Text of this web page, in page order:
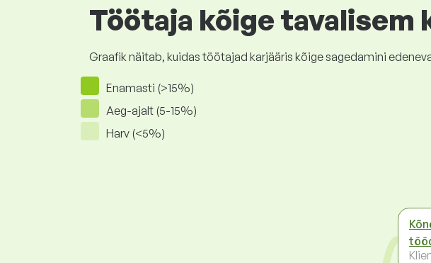
Töötaja kõige tavalisem
Graafik näitab, kuidas töötajad karjääris kõige sagedamini
Enamasti (>15%)
Aeg-ajalt (5-15%)
Harv (<5%)